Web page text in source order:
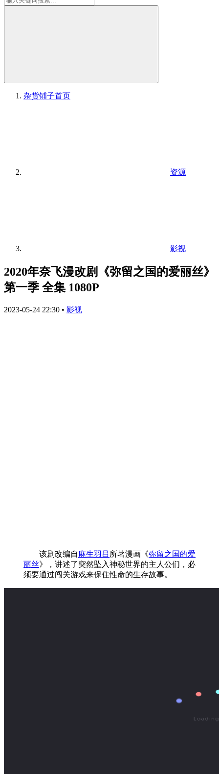
杂货铺子首页
资源
影视
2020年奈飞漫改剧《弥留之国的爱丽丝》
第一季 全集 1080P
2023-05-24 22:30 • 影视
该剧改编自麻生羽吕 所著漫画《弥留之国的爱
丽丝》，讲述了突然坠入神秘世界的主人公们，必
须要通过闯关游戏来保住性命的生存故事。